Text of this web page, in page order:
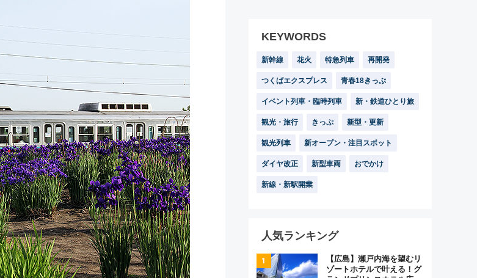
KEYWORDS
新幹線 花火 特急列車 再開発
つくばエクスプレス 青春18きっぷ
イベント列車・臨時列車 新・鉄道ひとり旅
観光・旅行 きっぷ 新型・更新
観光列車 新オープン・注目スポット
ダイヤ改正 新型車両 おでかけ
新線・新駅開業
人気ランキング
【広島】瀬戸内海を望むリ
ゾートホテルで叶える！グ